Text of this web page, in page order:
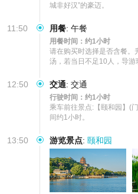
城非好汉”的豪迈。
11:50 用餐: 午餐
用餐时间：约1小时
请在购买时选择是否含餐。
汤，若当日不足10人，导游
12:50 交通: 交通
行驶时间：约1小时
乘车前往景点:【颐和园】(
间约1小时。
13:50 游览景点: 颐和园